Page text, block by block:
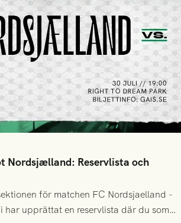
Nordsjælland: Reservlista och
för matchen FC Nordsjaelland -
har upprättat en reservlista där du som